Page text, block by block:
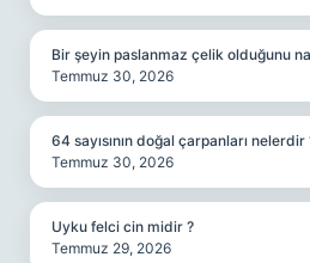
Bir şeyin paslanmaz çelik olduğunu
Temmuz 30, 2026
64 sayısının doğal çarpanları nelerdir
Temmuz 30, 2026
Uyku felci cin midir ?
Temmuz 29, 2026